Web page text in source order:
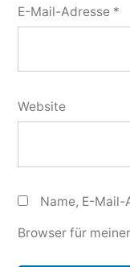
E-Mail-Adresse *
Website
Name, E-Mail-
Browser für